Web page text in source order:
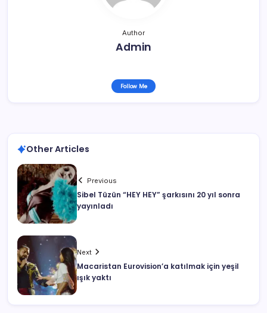
Author
Admin
Follow Me
Other Articles
Previous
Sibel Tüzün “HEY HEY” şarkısını 20 yıl sonra
yayınladı
Next
Macaristan Eurovision’a katılmak için yeşil
ışık yaktı